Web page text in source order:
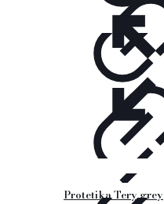
Protetika Tery grey